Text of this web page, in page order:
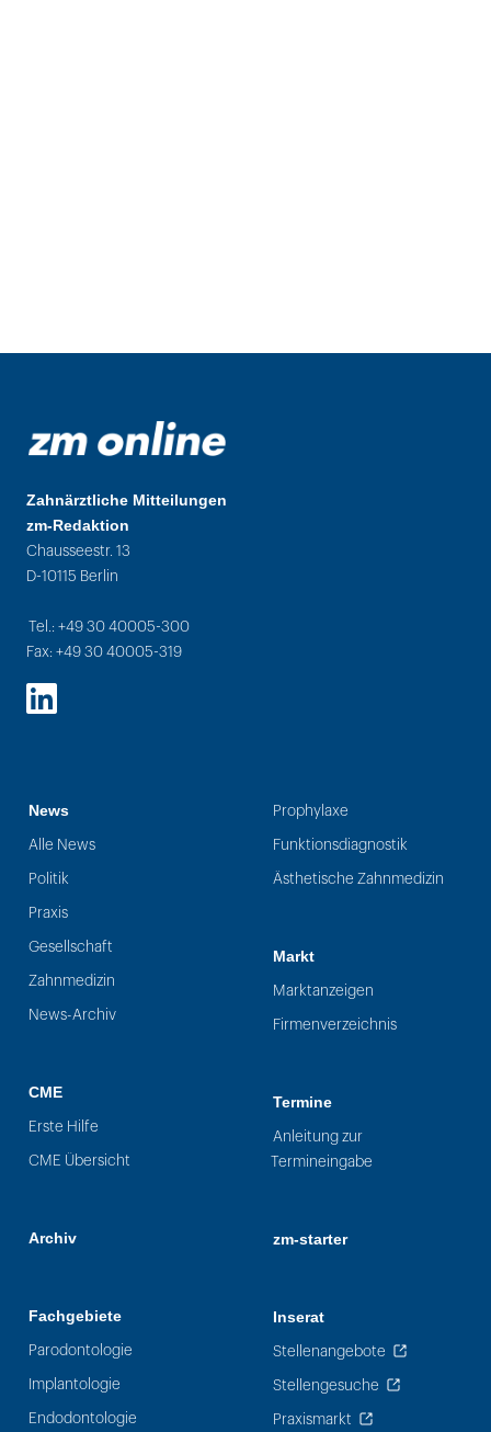
Zahnärztliche Mitteilungen
zm-Redaktion
Chausseestr. 13
D-10115 Berlin
Tel.: +49 30 40005-300
Fax: +49 30 40005-319
LinkedIn
News
Alle News
Politik
Praxis
Gesellschaft
Zahnmedizin
News-Archiv
CME
Erste Hilfe
CME Übersicht
Archiv
Fachgebiete
Parodontologie
Implantologie
Endodontologie
Prophylaxe
Funktionsdiagnostik
Ästhetische Zahnmedizin
Markt
Marktanzeigen
Firmenverzeichnis
Termine
Anleitung zur
Termineingabe
zm-starter
Inserat
Stellenangebote
Stellengesuche
Praxismarkt